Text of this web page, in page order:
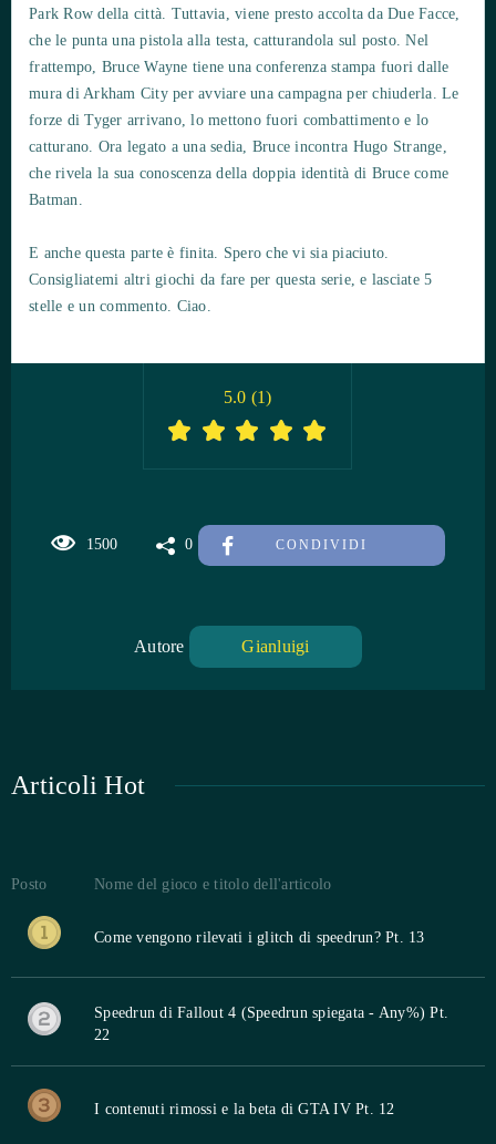
Park Row della città. Tuttavia, viene presto accolta da Due Facce,
che le punta una pistola alla testa, catturandola sul posto. Nel
frattempo, Bruce Wayne tiene una conferenza stampa fuori dalle
mura di Arkham City per avviare una campagna per chiuderla. Le
forze di Tyger arrivano, lo mettono fuori combattimento e lo
catturano. Ora legato a una sedia, Bruce incontra Hugo Strange,
che rivela la sua conoscenza della doppia identità di Bruce come
Batman.
E anche questa parte è finita. Spero che vi sia piaciuto.
Consigliatemi altri giochi da fare per questa serie, e lasciate 5
stelle e un commento. Ciao.
1500 0 CONDIVIDI
5.0 (1)
Autore Gianluigi
Articoli Hot
Posto Nome del gioco e titolo dell'articolo
Come vengono rilevati i glitch di speedrun? Pt. 13
Speedrun di Fallout 4 (Speedrun spiegata - Any%) Pt.
22
I contenuti rimossi e la beta di GTA IV Pt. 12